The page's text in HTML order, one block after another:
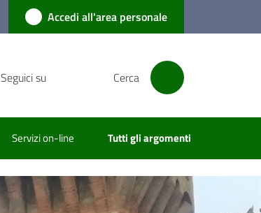
Accedi all'area personale
Seguici su Cerca
Servizi on-line Tutti gli argomenti